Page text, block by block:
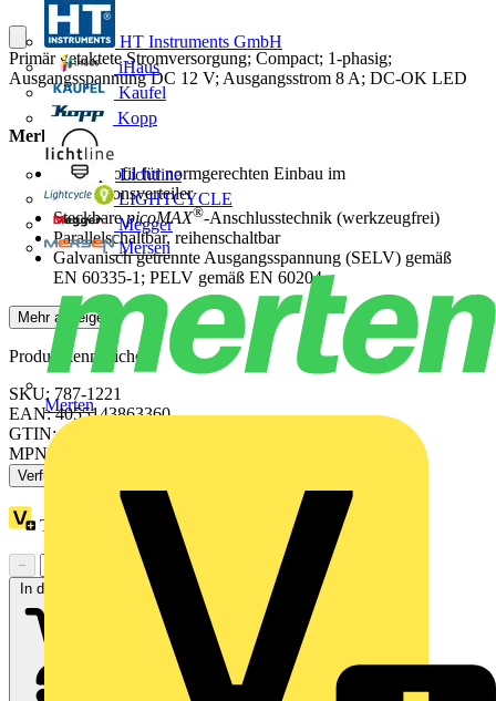
HT Instruments GmbH
iHaus
Kaufel
Kopp
Lichtline
LIGHTCYCLE
Megger
Mersen
Merten
Primär getaktete Stromversorgung; Compact; 1-phasig;
Ausgangsspannung DC 12 V; Ausgangsstrom 8 A; DC-OK LED
Merkmale:
Stufenprofil für normgerechten Einbau im
Installationsverteiler
SteckbarepicoMAX®-Anschlusstechnik (werkzeugfrei)
Parallelschaltbar, reihenschaltbar
Galvanisch getrennte Ausgangsspannung (SELV) gemäß
EN 60335-1; PELV gemäß EN 60204
Mehr anzeigen
Produktkennzeichen
SKU: 787-1221
EAN: 4055143863360
GTIN: 4055143863360
MPN: 787-1221
Verfügbar: 3 Händler
Treuepunkte:
−
In den Warenkorb